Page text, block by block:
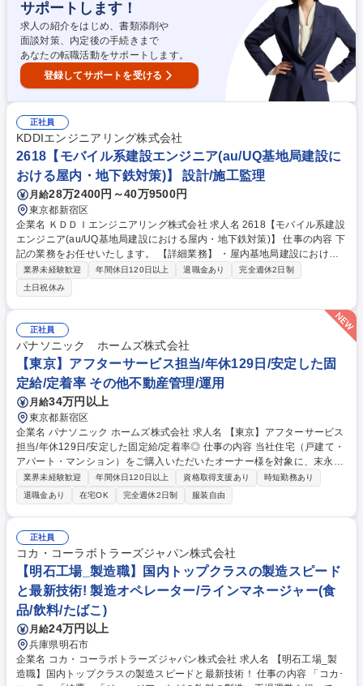
己啓発、企業内研修などキャリアアップをバックアップし、各種資格取得
のサポートをしています。 募集職種 【兵庫(神戸)/工作機オペレーター】
原子力プラント向け主要機器の機械加工
サポートします！
求人の紹介をはじめ、書類添削や
面談対策、内定後の手続きまで
あなたの転職活動をサポートします。
登録してサポートを受ける
正社員
KDDIエンジニアリング株式会社
2618【モバイル系建設エンジニア(au/UQ基地局建設に
おける屋内・地下鉄対策)】 設計/施工監理
月給28万2400円～40万9500円
東京都新宿区
企業名 ＫＤＤＩエンジニアリング株式会社 求人名 2618【モバイル系建設
エンジニア(au/UQ基地局建設における屋内・地下鉄対策)】 仕事の内容 下
記の業務をお任せいたします。 【詳細業務】 ・屋内基地局建設における
工程進捗管理、実行計画策定 ・屋内基地局建設における施工管理、安全管
理、トラブルシュート ・屋内基地局建設におけるエリア/無線設計 【使用
ツール】 ・ PowerPoint ・Excel ・社内業務システム 募集職種 2618【モ
バイル系建設エンジニア(au/UQ基地局建設における屋内・地下鉄対策)】
業界未経験歓迎 年間休日120日以上 退職金あり
完全週休2日制
土日祝休み
正社員
パナソニック ホームズ株式会社
【東京】アフターサービス担当/年休129日/安定した固
定給/定着率 その他不動産管理/運用
月給34万円以上
東京都新宿区
企業名 パナソニック ホームズ株式会社 求人名 【東京】アフターサービス
担当/年休129日/安定した固定給/定着率◎ 仕事の内容 当社住宅（戸建て・
アパート・マンション）をご購入いただいたオーナー様を対象に、末永く
安心してお住まいいただくためのアフターサービス業務全般を担当してい
ただきます。 ■技術を活かした「住まいの資産価値」の維持・向上：専門
知識を活かし、経年変化に応じた最適なメンテナンス計画をオーナー様に
共有 ■自身の裁量で進めるアフターサービス：新築引き渡し後の設備機器
の正しい使い方説明/建具の調整といった日常の「お困りごと」に対応 ■最
新AI「P-GAIROS」が技術判断をサポート：顧客データ/生成AIを組み合わ
せた独自システム「訪問対応支援システム P-GAIROS」を活用できます。
募集職種 【東京】アフターサービス担当/年休129日/安定した固定給/定着
率◎
業界未経験歓迎 年間休日120日以上 資格取得支援あり
時短勤務あり
退職金あり
在宅OK 完全週休2日制 服装自由
正社員
コカ・コーラボトラーズジャパン株式会社
【明石工場_製造職】国内トップクラスの製造スピード
と最新技術! 製造オペレーター/ラインマネージャー(食
品/飲料/たばこ)
月給24万円以上
兵庫県明石市
企業名 コカ・コーラボトラーズジャパン株式会社 求人名 【明石工場_製
造職】国内トップクラスの製造スピードと最新技術！ 仕事の内容 「コカ･